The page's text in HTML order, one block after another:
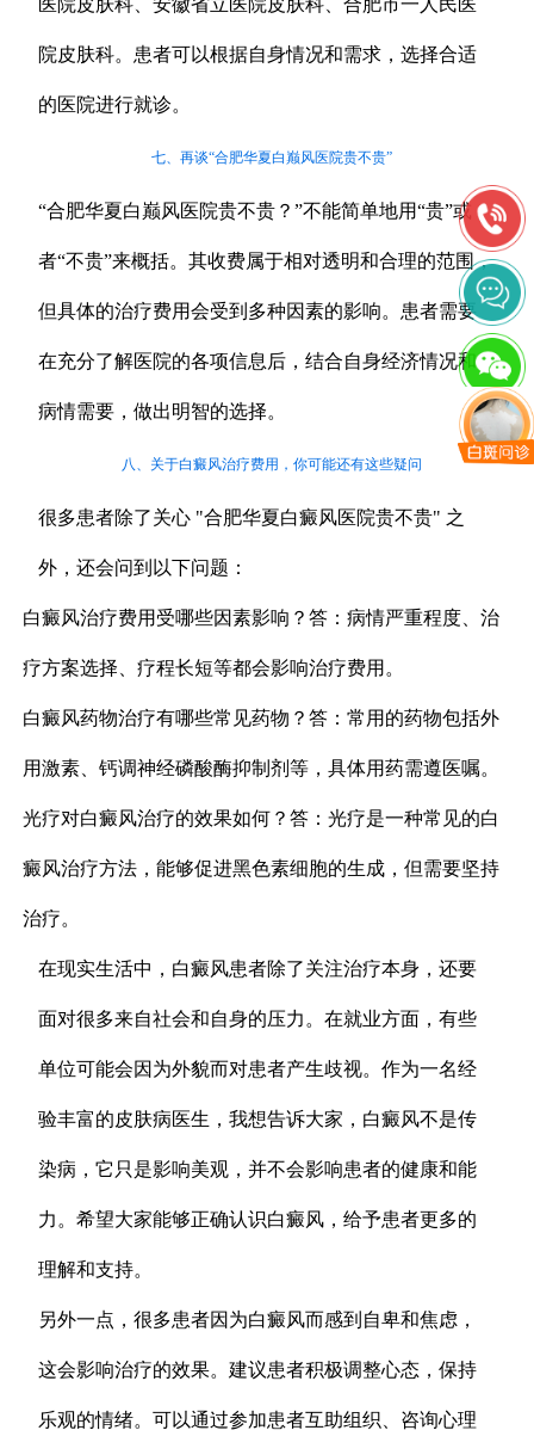
医院皮肤科、安徽省立医院皮肤科、合肥市一人民医
院皮肤科。患者可以根据自身情况和需求，选择合适
的医院进行就诊。
七、再谈“合肥华夏白巅风医院贵不贵”
“合肥华夏白巅风医院贵不贵？”不能简单地用“贵”或
者“不贵”来概括。其收费属于相对透明和合理的范围，
但具体的治疗费用会受到多种因素的影响。患者需要
在充分了解医院的各项信息后，结合自身经济情况和
病情需要，做出明智的选择。
八、关于白癜风治疗费用，你可能还有这些疑问
很多患者除了关心 "合肥华夏白癜风医院贵不贵" 之
外，还会问到以下问题：
白癜风治疗费用受哪些因素影响？答：病情严重程度、治
疗方案选择、疗程长短等都会影响治疗费用。
白癜风药物治疗有哪些常见药物？答：常用的药物包括外
用激素、钙调神经磷酸酶抑制剂等，具体用药需遵医嘱。
光疗对白癜风治疗的效果如何？答：光疗是一种常见的白
癜风治疗方法，能够促进黑色素细胞的生成，但需要坚持
治疗。
在现实生活中，白癜风患者除了关注治疗本身，还要
面对很多来自社会和自身的压力。在就业方面，有些
单位可能会因为外貌而对患者产生歧视。作为一名经
验丰富的皮肤病医生，我想告诉大家，白癜风不是传
染病，它只是影响美观，并不会影响患者的健康和能
力。希望大家能够正确认识白癜风，给予患者更多的
理解和支持。
另外一点，很多患者因为白癜风而感到自卑和焦虑，
这会影响治疗的效果。建议患者积极调整心态，保持
乐观的情绪。可以通过参加患者互助组织、咨询心理